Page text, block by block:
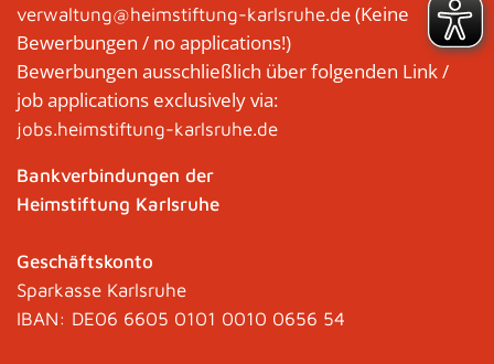
verwaltung@heimstiftung-karlsruhe.de (Keine
Bewerbungen / no applications!)
Bewerbungen ausschließlich über folgenden Link /
job applications exclusively via:
jobs.heimstiftung-karlsruhe.de
Bankverbindungen der
Heimstiftung Karlsruhe
Geschäftskonto
Sparkasse Karlsruhe
IBAN: DE06 6605 0101 0010 0656 54